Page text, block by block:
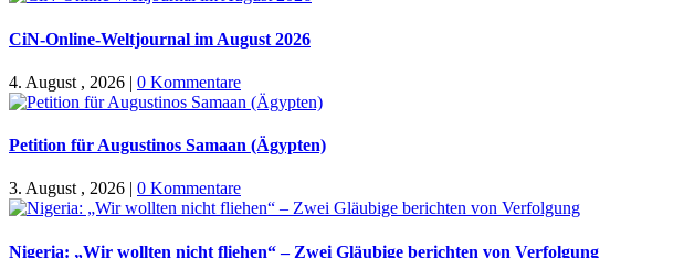
CiN-Online-Weltjournal im August 2026
4. August , 2026 | 0 Kommentare
Petition für Augustinos Samaan (Ägypten)
3. August , 2026 | 0 Kommentare
Nigeria: „Wir wollten nicht fliehen“ – Zwei Gläubige berichten von Verfolgung